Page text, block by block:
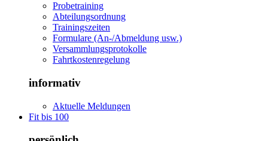
Probetraining
Abteilungsordnung
Trainingszeiten
Formulare (An-/Abmeldung usw.)
Versammlungsprotokolle
Fahrtkostenregelung
informativ
Aktuelle Meldungen
Fit bis 100